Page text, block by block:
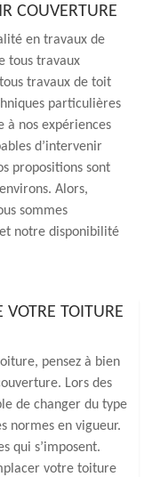
COUVERTURE
en travaux de
tous travaux
travaux de toit
particulières
à nos expériences
d’intervenir
propositions sont
Alors,
sommes
notre disponibilité
VOTRE TOITURE
pensez à bien
Lors des
de changer du type
normes en vigueur.
qui s’imposent.
votre toiture